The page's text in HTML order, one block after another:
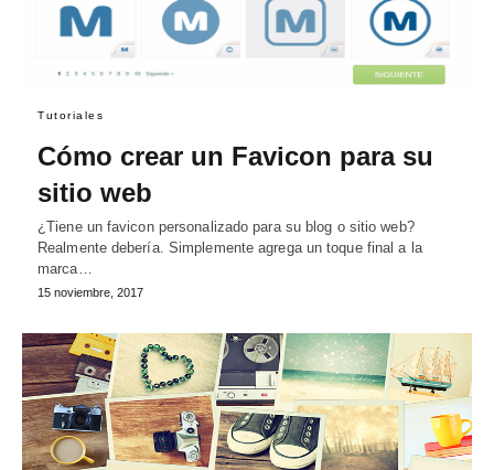
Tutoriales
Cómo crear un Favicon para su
sitio web
¿Tiene un favicon personalizado para su blog o sitio web?
Realmente debería. Simplemente agrega un toque final a la
marca…
15 noviembre, 2017